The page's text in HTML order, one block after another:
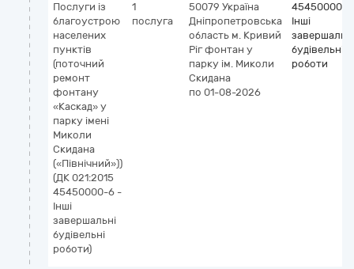
Послуги із
благоустрою
населених
пунктів
(поточний
ремонт
фонтану
«Каскад» у
парку імені
Миколи
Скидана
(«Північний»))
(ДК 021:2015
45450000-6 -
Інші
завершальні
будівельні
роботи)
1
послуга
50079 Україна
Дніпропетровська
область м. Кривий
Ріг фонтан у
парку ім. Миколи
Скидана
по 01-08-2026
45450000-6
Інші
завершальні
будівельні
роботи